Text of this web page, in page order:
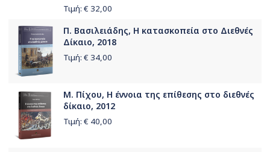
Τιμή: € 32,00
Π. Βασιλειάδης, Η κατασκοπεία στο Διεθνές
Δίκαιο, 2018
Τιμή: € 34,00
Μ. Πίχου, Η έννοια της επίθεσης στο διεθνές
δίκαιο, 2012
Τιμή: € 40,00